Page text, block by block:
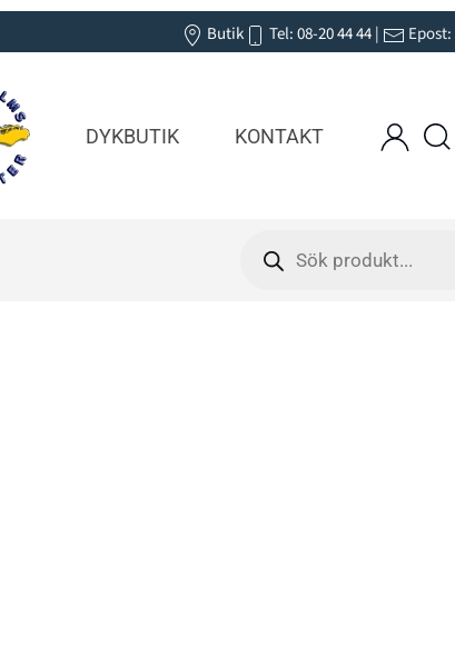
Butik Tel:08-20 44 44| Epost:
DYKBUTIK KONTAKT
search